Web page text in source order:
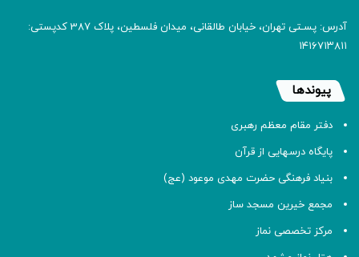
آدرس: پسـتی تهران، خیابان طالقانی، میدان فلسطین، پلاک 387 کدپستی:
۱۴۱۶۷۱۳۸۱۱
پیوندها
دفتر مقام معظم رهبری
پایگاه درسهایی از قرآن
بنیاد فرهنگی حضرت مهدی موعود (عج)
مجمع خیرین مسجد ساز
مرکز تخصصی نماز